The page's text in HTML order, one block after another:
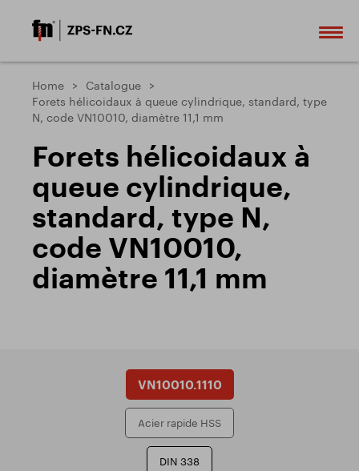
Home
Catalogue
Forets hélicoidaux à queue cylindrique, standard, type
N, code VN10010, diamètre 11,1 mm
Forets hélicoidaux à
queue cylindrique,
standard, type N,
code VN10010,
diamètre 11,1 mm
VN10010.1110
Acier rapide HSS
DIN 338